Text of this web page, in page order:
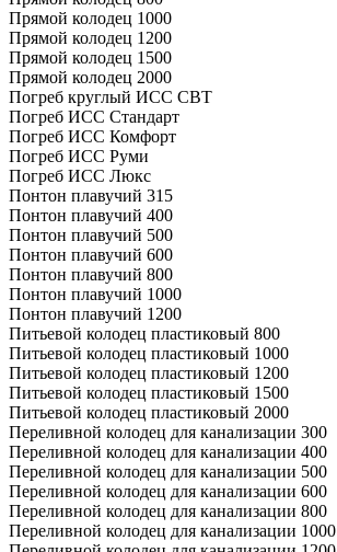
Прямой колодец 1000
Прямой колодец 1200
Прямой колодец 1500
Прямой колодец 2000
Погреб круглый ИСС СВТ
Погреб ИСС Стандарт
Погреб ИСС Комфорт
Погреб ИСС Руми
Погреб ИСС Люкс
Понтон плавучий 315
Понтон плавучий 400
Понтон плавучий 500
Понтон плавучий 600
Понтон плавучий 800
Понтон плавучий 1000
Понтон плавучий 1200
Питьевой колодец пластиковый 800
Питьевой колодец пластиковый 1000
Питьевой колодец пластиковый 1200
Питьевой колодец пластиковый 1500
Питьевой колодец пластиковый 2000
Переливной колодец для канализации 300
Переливной колодец для канализации 400
Переливной колодец для канализации 500
Переливной колодец для канализации 600
Переливной колодец для канализации 800
Переливной колодец для канализации 1000